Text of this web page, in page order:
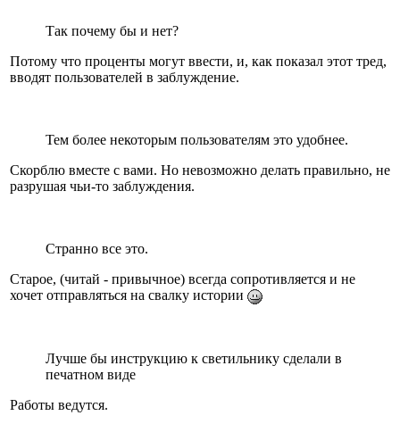
Так почему бы и нет?
Потому что проценты могут ввести, и, как показал этот тред,
вводят пользователей в заблуждение.
Тем более некоторым пользователям это удобнее.
Скорблю вместе с вами. Но невозможно делать правильно, не
разрушая чьи-то заблуждения.
Странно все это.
Старое, (читай - привычное) всегда сопротивляется и не
хочет отправляться на свалку истории
Лучше бы инструкцию к светильнику сделали в
печатном виде
Работы ведутся.